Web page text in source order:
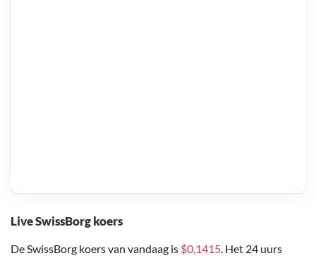
Live SwissBorg koers
De SwissBorg koers van vandaag is $0,1415. Het 24 uurs